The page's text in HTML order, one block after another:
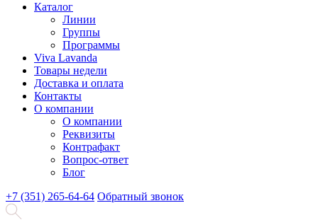
Каталог
Линии
Группы
Программы
Viva Lavanda
Товары недели
Доставка и оплата
Контакты
О компании
О компании
Реквизиты
Контрафакт
Вопрос-ответ
Блог
+7 (351) 265-64-64 Обратный звонок